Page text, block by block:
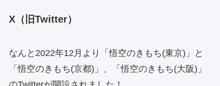
X（旧Twitter）
なんと2022年12月より「悟空のきもち(東京)」と
「悟空のきもち(京都)」、「悟空のきもち(大阪)」